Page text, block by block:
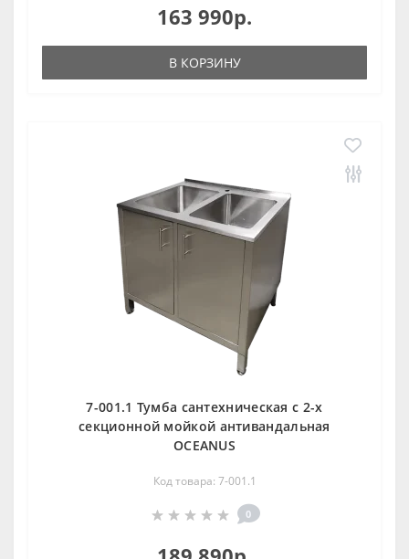
163 990р.
В КОРЗИНУ
7-001.1 Тумба сантехническая с 2-х
секционной мойкой антивандальная
OCEANUS
Код товара: 7-001.1
0